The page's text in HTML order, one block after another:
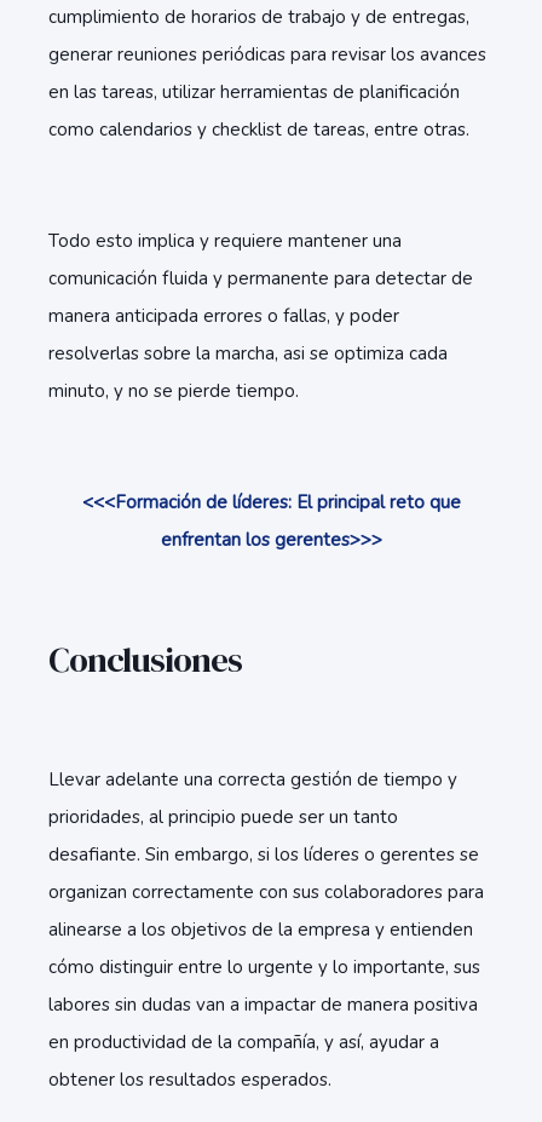
cumplimiento de horarios de trabajo y de entregas,
generar reuniones periódicas para revisar los avances
en las tareas, utilizar herramientas de planificación
como calendarios y checklist de tareas, entre otras.
Todo esto implica y requiere mantener una
comunicación fluida y permanente para detectar de
manera anticipada errores o fallas, y poder
resolverlas sobre la marcha, asi se optimiza cada
minuto, y no se pierde tiempo.
<<<Formación de líderes: El principal reto que
enfrentan los gerentes>>>
Conclusiones
Llevar adelante una correcta gestión de tiempo y
prioridades, al principio puede ser un tanto
desafiante. Sin embargo, si los líderes o gerentes se
organizan correctamente con sus colaboradores para
alinearse a los objetivos de la empresa y entienden
cómo distinguir entre lo urgente y lo importante, sus
labores sin dudas van a impactar de manera positiva
en productividad de la compañía, y así, ayudar a
obtener los resultados esperados.